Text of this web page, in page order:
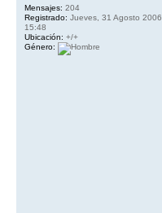
Mensajes: 204
Registrado: Jueves, 31 Agosto 2006,
15:48
Ubicación: +/+
Género: